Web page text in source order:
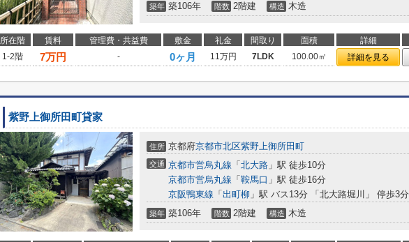
築年 築106年 階数 2階建 構造 木造
所在階 賃料 管理費・共益費 敷金 礼金 間取り 面積 詳細
1-2階
7万円 - 0ヶ月 11万円 7LDK 100.00㎡ 詳細を見る
紫野上御所田町貸家
住所 京都府京都市北区紫野上御所田町
交通 京都市営烏丸線 「 北大路 」駅 徒歩10分
京都市営烏丸線 「 鞍馬口 」駅 徒歩16分
京阪鴨東線 「 出町柳 」駅 バス13分 「北大路堀川」 停歩3分
築年 築106年 階数 2階建 構造 木造